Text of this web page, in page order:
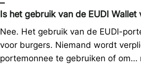
–
Is het gebruik van de EUDI Wallet
Nee. Het gebruik van de EUDI-
voor burgers. Niemand wordt
portemonnee te gebruiken of om…